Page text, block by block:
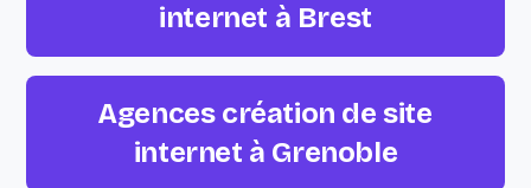
internet à Brest
Agences création de site
internet à Grenoble